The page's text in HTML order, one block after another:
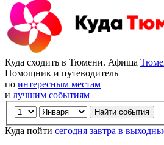
Куда сходить в Тюмени. Афиша
Помощник и путеводитель
по интересным местам
и лучшим событиям
Куда пойти сегодня завтра в